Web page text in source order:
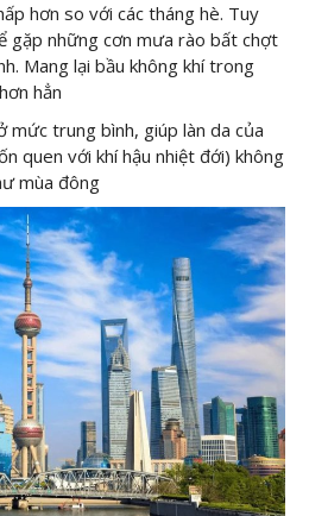
hơn so với các tháng hè. Tuy
gặp những cơn mưa rào bất chợt
Mang lại bầu không khí trong
hẳn
mức trung bình, giúp làn da của
quen với khí hậu nhiệt đới) không
mùa đông